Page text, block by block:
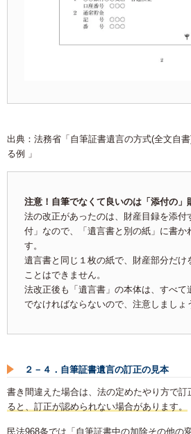
出典：法務省「自筆証書遺言の方式(全文自
る例 」
注意！自筆でなくて良いのは「添付の」
法の改正があったのは、財産目録を添付
付」なので、「遺言書と別の紙」に書か
す。
遺言書と同じ１枚の紙で、財産部分だけ
ことはできません。
法改正後も「遺言書」の本体は、すべて
でなければならないので、注意しましょ
２－４．自筆証書遺言の訂正の見本
書き間違えた場合は、法の定めたやり方で訂
ると、訂正が認められない場合があります。
民法968条では「自筆証書中の加除その他の